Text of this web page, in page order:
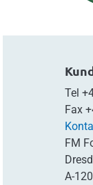
Tel
Fax
FM
A-